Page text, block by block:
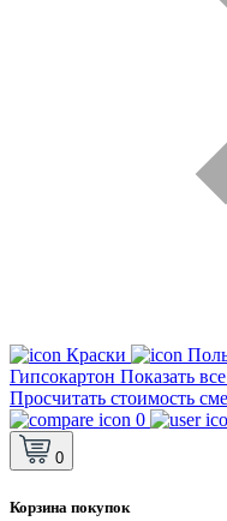
Краски
Гипсокартон Показать
Просчитать стоимость
0
0
Корзина покупок